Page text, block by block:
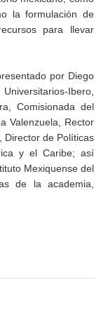
la formulación de
para llevar
por Diego
Ibero,
Comisionada del
Valenzuela, Rector
Director de Políticas
y el Caribe; así
Mexiquense del
de la academia,